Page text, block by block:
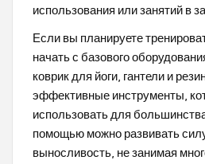
использования или занятий в
Если вы планируете
начать с базового
коврик для йоги, гантели и
эффективные инструменты,
использовать для
помощью можно развивать
выносливость, не занимая